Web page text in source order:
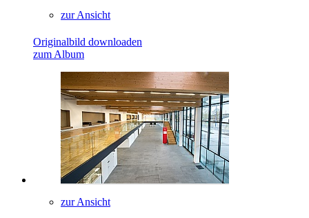
zur Ansicht
Originalbild downloaden
zum Album
zur Ansicht